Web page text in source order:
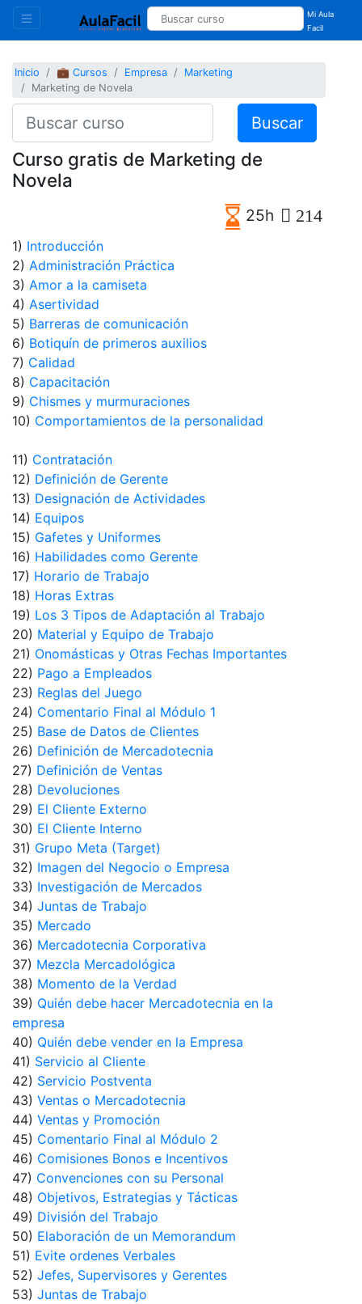
Mi Aula
Facil
Inicio 💼 Cursos Empresa
Marketing
Marketing de Novela
Buscar
Curso gratis de Marketing de
Novela
25h 214
1) Introducción
2) Administración Práctica
3) Amor a la camiseta
4) Asertividad
5) Barreras de comunicación
6) Botiquín de primeros auxilios
7) Calidad
8) Capacitación
9) Chismes y murmuraciones
10) Comportamientos de la personalidad
11) Contratación
12) Definición de Gerente
13) Designación de Actividades
14) Equipos
15) Gafetes y Uniformes
16) Habilidades como Gerente
17) Horario de Trabajo
18) Horas Extras
19) Los 3 Tipos de Adaptación al Trabajo
20) Material y Equipo de Trabajo
21) Onomásticas y Otras Fechas Importantes
22) Pago a Empleados
23) Reglas del Juego
24) Comentario Final al Módulo 1
25) Base de Datos de Clientes
26) Definición de Mercadotecnia
27) Definición de Ventas
28) Devoluciones
29) El Cliente Externo
30) El Cliente Interno
31) Grupo Meta (Target)
32) Imagen del Negocio o Empresa
33) Investigación de Mercados
34) Juntas de Trabajo
35) Mercado
36) Mercadotecnia Corporativa
37) Mezcla Mercadológica
38) Momento de la Verdad
39) Quién debe hacer Mercadotecnia en la
empresa
40) Quién debe vender en la Empresa
41) Servicio al Cliente
42) Servicio Postventa
43) Ventas o Mercadotecnia
44) Ventas y Promoción
45) Comentario Final al Módulo 2
46) Comisiones Bonos e Incentivos
47) Convenciones con su Personal
48) Objetivos, Estrategias y Tácticas
49) División del Trabajo
50) Elaboración de un Memorandum
51) Evite ordenes Verbales
52) Jefes, Supervisores y Gerentes
53) Juntas de Trabajo